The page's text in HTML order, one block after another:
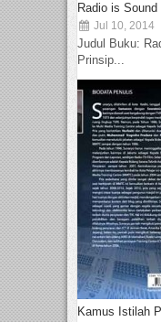
Radio is Sound
Jul 10, 2014
Judul Buku:
Prinsip...
Kamus Istilah